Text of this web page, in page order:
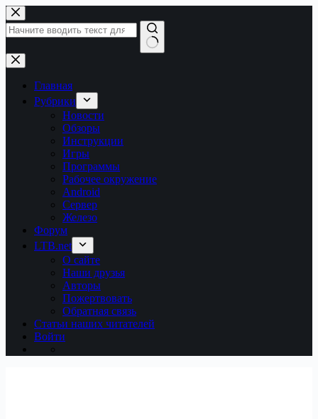
Перейти
к
сути
Ничего
не
найденоГлавная
Рубрики
Новости
Обзоры
Инструкции
Игры
Программы
Рабочее окружение
Android
Сервер
Железо
Форум
LTB.net
О сайте
Наши друзья
Авторы
Пожертвовать
Обратная связь
Статьи наших читателей
Войти